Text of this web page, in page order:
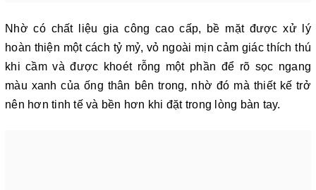
Nhờ có chất liệu gia công cao cấp, bề mặt được xử lý
hoàn thiện một cách tỷ mỷ, vỏ ngoài mịn cảm giác thích thú
khi cầm và được khoét rỗng một phần để rõ sọc ngang
màu xanh của ống thân bên trong, nhờ đó mà thiết kế trở
nên hơn tinh tế và bền hơn khi đặt trong lòng bàn tay.